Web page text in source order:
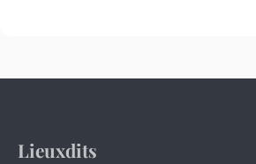
Lieuxdits